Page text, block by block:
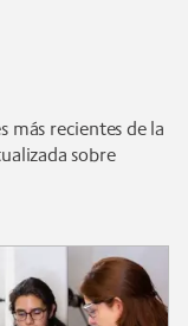
más recientes de la
sobre